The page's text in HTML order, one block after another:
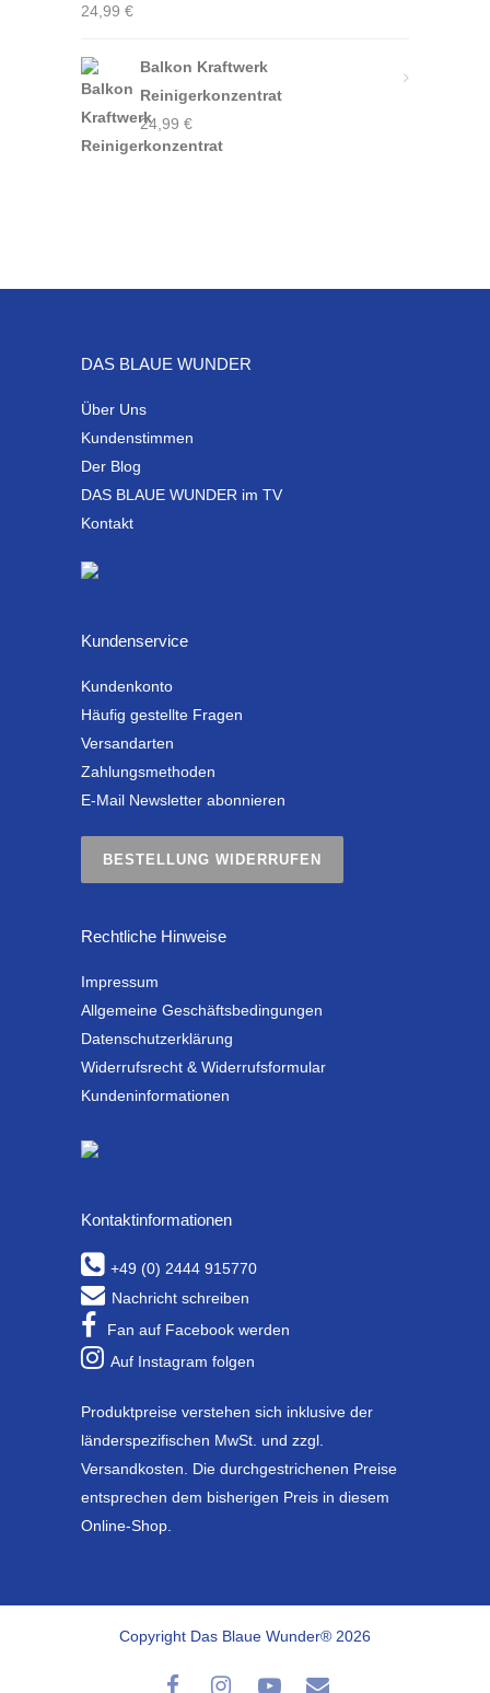
24,99 €
Balkon Kraftwerk
Reinigerkonzentrat
24,99 €
DAS BLAUE WUNDER
Über Uns
Kundenstimmen
Der Blog
DAS BLAUE WUNDER im TV
Kontakt
Kundenservice
Kundenkonto
Häufig gestellte Fragen
Versandarten
Zahlungsmethoden
E-Mail Newsletter abonnieren
BESTELLUNG WIDERRUFEN
Rechtliche Hinweise
Impressum
Allgemeine Geschäftsbedingungen
Datenschutzerklärung
Widerrufsrecht & Widerrufsformular
Kundeninformationen
Kontaktinformationen
+49 (0) 2444 915770
Nachricht schreiben
Fan auf Facebook werden
Auf Instagram folgen
Produktpreise verstehen sich inklusive der
länderspezifischen MwSt. und zzgl.
Versandkosten. Die durchgestrichenen Preise
entsprechen dem bisherigen Preis in diesem
Online-Shop.
Copyright Das Blaue Wunder® 2026